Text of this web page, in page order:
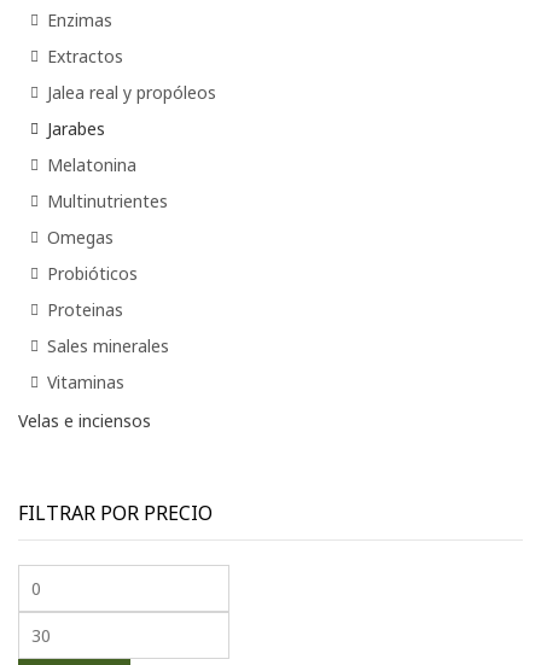
Enzimas
Extractos
Jalea real y propóleos
Jarabes
Melatonina
Multinutrientes
Omegas
Probióticos
Proteinas
Sales minerales
Vitaminas
Velas e inciensos
FILTRAR POR PRECIO